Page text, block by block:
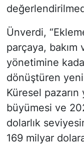
Ünverdi,
parçaya, bakım
yönetimine
dönüştüren yeni
Küresel pazarın
büyümesi ve
dolarlık
169 milyar